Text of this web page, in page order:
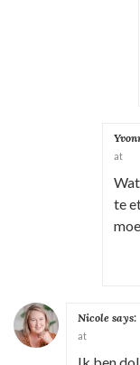
at
te
Nicole says:
at